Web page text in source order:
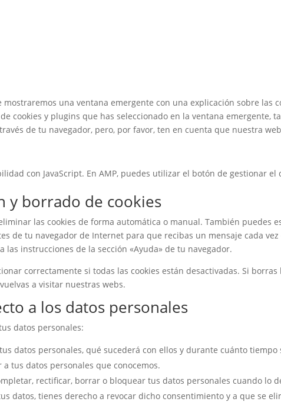
una ventana emergente con una explicación sobre las
cookies y plugins que has seleccionado en la ventana emergente,
de tu navegador, pero, por favor, ten en cuenta que nuestra
con JavaScript. En AMP, puedes utilizar el botón de gestionar
y borrado de cookies
las cookies de forma automática o manual. También puedes
de tu navegador de Internet para que recibas un mensaje cada
instrucciones de la sección «Ayuda» de tu navegador.
correctamente si todas las cookies están desactivadas. Si borras
a visitar nuestras webs.
a los datos personales
datos personales:
datos personales, qué sucederá con ellos y durante cuánto tiempo
tus datos personales que conocemos.
rectificar, borrar o bloquear tus datos personales cuando lo
datos, tienes derecho a revocar dicho consentimiento y a que se